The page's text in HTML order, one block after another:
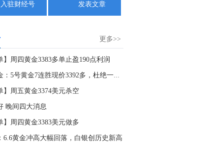
金十数据8月8日讯，伯克希尔哈撒韦A(BRK.A.N)2026年Q2营收129.83亿美元，上年同期为925.15亿美元；Q2归属于股东的净利润256.67亿美元，上年同期123.70亿美元。此外，现金储备降至3647亿美元，较第一季度的3970亿美元有所下降。截至6月30日，其持有的固定收益证券投资公允价值达170.34亿美元，其中，对美债、外国债券、企业债券的投资公允价值分别为30.02亿美元，126.68亿美元，13.64亿美元。公司66%的股权投资总公允价值集中在美国运通、苹果、美国银行、Alphabet和可口可乐。
入驻财经号 发表文章
更多>>
】周四黄金3383多单止盈190点利润
老马点金：5号黄金7连胜现价3392多，杜绝一切马后炮！
】周五黄金3374美元杀空
晚间四大消息
】周四黄金3383美元做多
6.6黄金冲高大幅回落，白银创历史新高